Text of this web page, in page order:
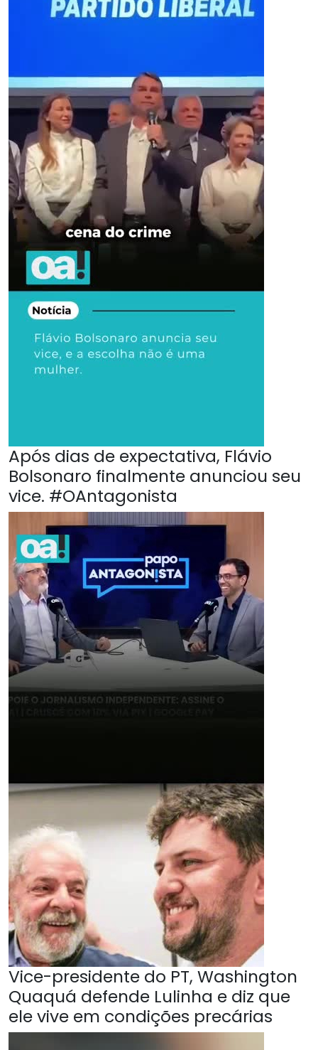
Após dias de expectativa, Flávio
Bolsonaro finalmente anunciou seu
vice. #OAntagonista
Vice-presidente do PT, Washington
Quaquá defende Lulinha e diz que
ele vive em condições precárias